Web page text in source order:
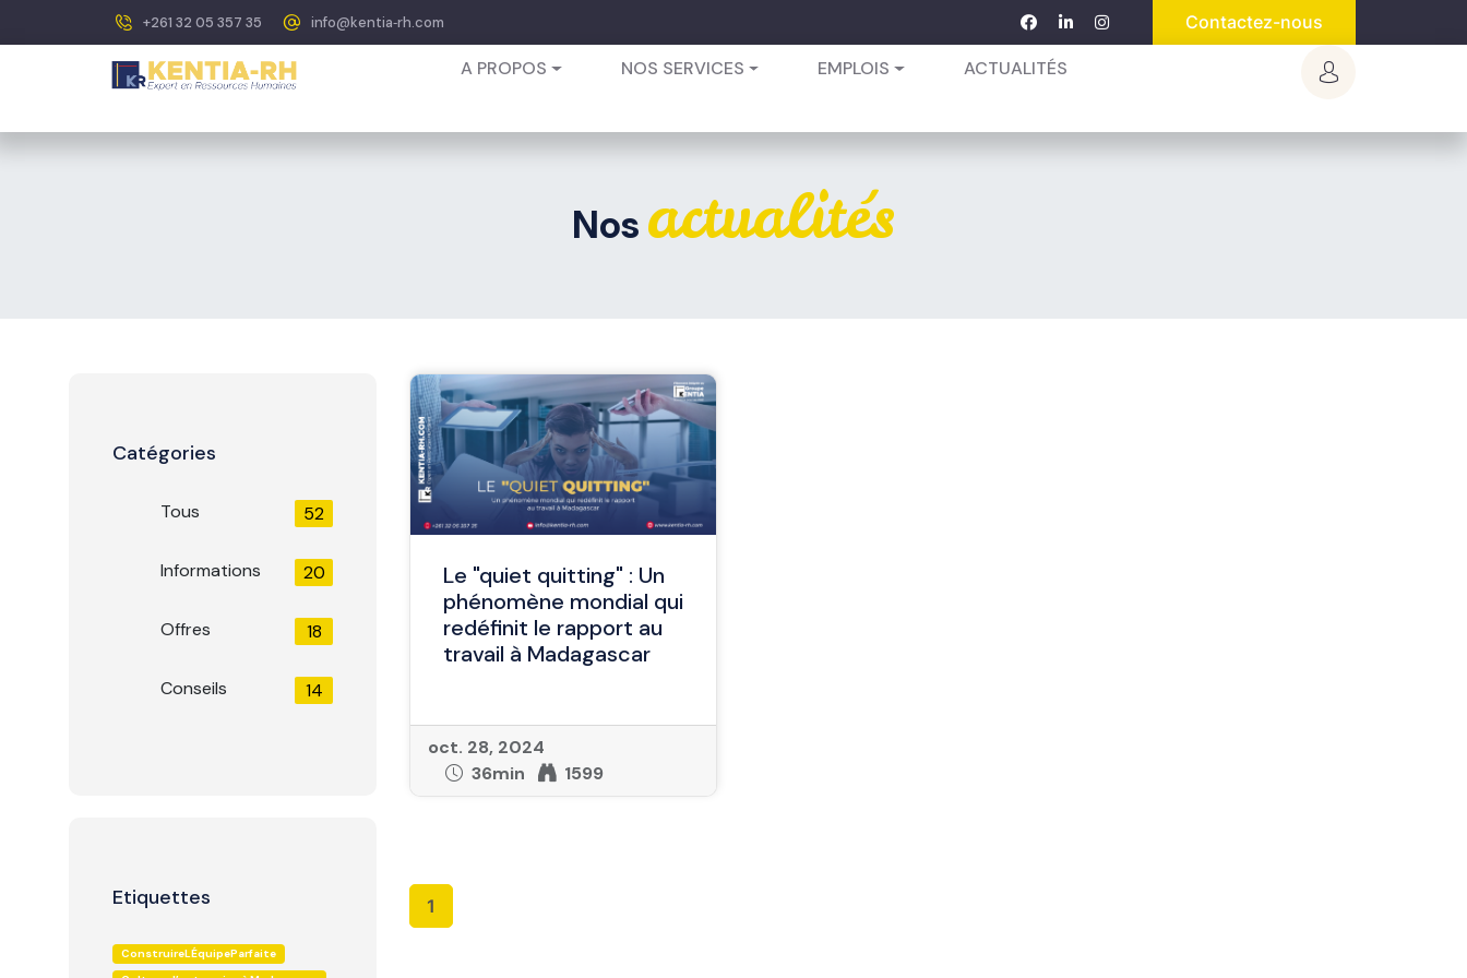
+261 32 05 357 35 info@kentia‐rh.com Contactez-nous
A PROPOS NOS SERVICES EMPLOIS ACTUALITÉS
Nosactualités
Catégories
Tous 52
Informations 20
Offres 18
Conseils 14
Etiquettes
ConstruireLÉquipeParfaite
Le "quiet quitting" : Un
phénomène mondial qui
redéfinit le rapport au
travail à Madagascar
oct. 28, 2024
36min
1599
1